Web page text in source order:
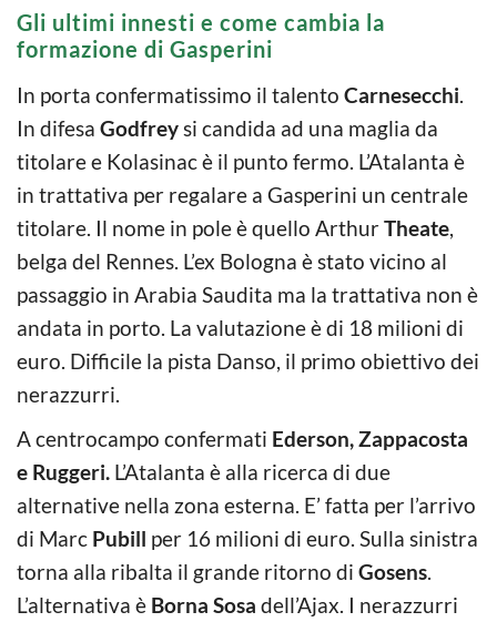
Gli ultimi innesti e come cambia la
formazione di Gasperini
In porta confermatissimo il talento Carnesecchi.
In difesa Godfreysi candida ad una maglia da
titolare e Kolasinac è il punto fermo. L’Atalanta è
in trattativa per regalare a Gasperini un centrale
titolare. Il nome in pole è quello ArthurTheate,
belga del Rennes. L’ex Bologna è stato vicino al
passaggio in Arabia Saudita ma la trattativa non è
andata in porto. La valutazione è di 18 milioni di
euro. Difficile la pista Danso, il primo obiettivo dei
nerazzurri.
A centrocampo confermati Ederson, Zappacosta
e Ruggeri. L’Atalanta è alla ricerca di due
alternative nella zona esterna. E’ fatta per l’arrivo
di Marc Pubill per 16 milioni di euro. Sulla sinistra
torna alla ribalta il grande ritorno di Gosens.
L’alternativa è Borna Sosa dell’Ajax. I nerazzurri